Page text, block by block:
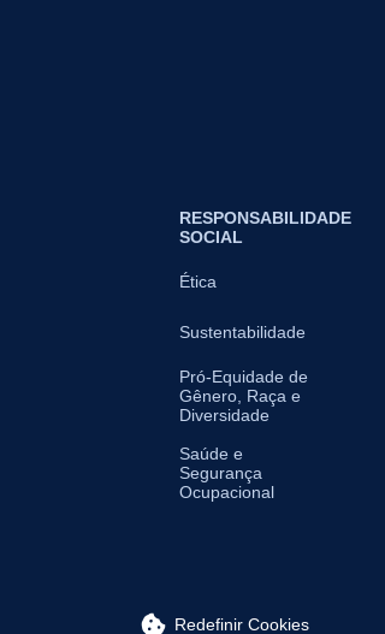
RESPONSABILIDADE
SOCIAL
Ética
Sustentabilidade
Pró-Equidade de
Gênero, Raça e
Diversidade
Saúde e
Segurança
Ocupacional
Redefinir Cookies